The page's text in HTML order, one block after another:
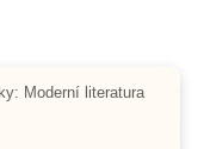
Moderní literatura